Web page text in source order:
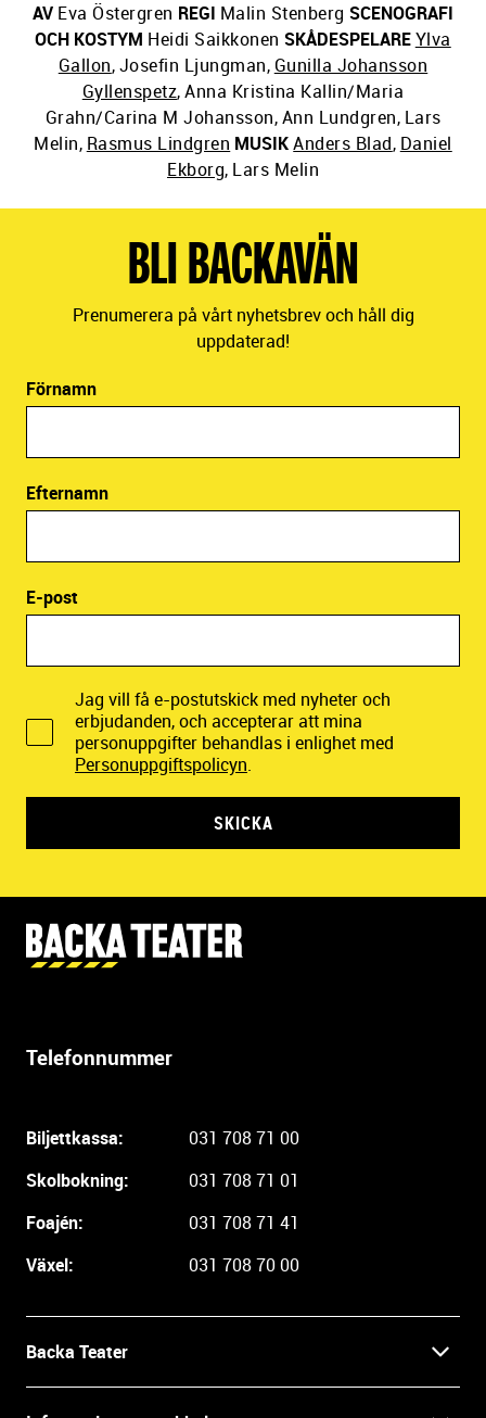
AV Eva Östergren REGI Malin Stenberg SCENOGRAFI
OCH KOSTYM Heidi Saikkonen SKÅDESPELAREYlva
Gallon,Josefin Ljungman, Gunilla Johansson
Gyllenspetz,Anna Kristina Kallin/Maria
Grahn/Carina M Johansson,Ann Lundgren, Lars
Melin, Rasmus Lindgren MUSIKAnders Blad, Daniel
Ekborg, Lars Melin
BLI BACKAVÄN
Prenumerera på vårt nyhetsbrev och håll dig
uppdaterad!
Förnamn
Efternamn
E-post
Jag vill få e-postutskick med nyheter och
erbjudanden, och accepterar att mina
personuppgifter behandlas i enlighet med
Personuppgiftspolicyn.
SKICKA
Telefonnummer
Biljettkassa:
031 708 71 00
Skolbokning:
031 708 71 01
Foajén:
031 708 71 41
Växel:
031 708 70 00
Backa Teater